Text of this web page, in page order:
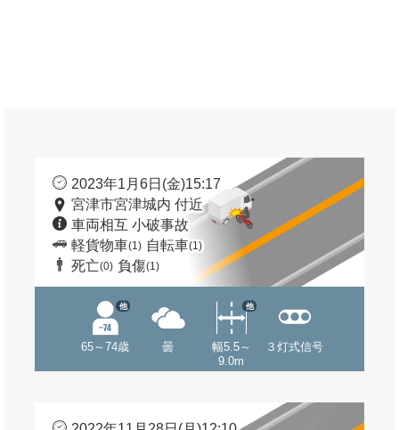
2023年1月6日(金)15:17
宮津市宮津城内 付近
車両相互 小破事故
軽貨物車(1) 自転車(1)
死亡(0) 負傷(1)
65～74歳
他
曇
幅5.5～
9.0m
他
３灯式信号